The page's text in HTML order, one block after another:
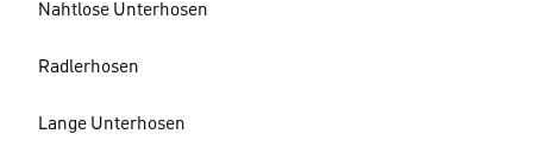
Nahtlose Unterhosen
Radlerhosen
Lange Unterhosen